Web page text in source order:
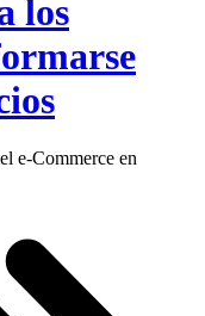
los
e-Commerce en